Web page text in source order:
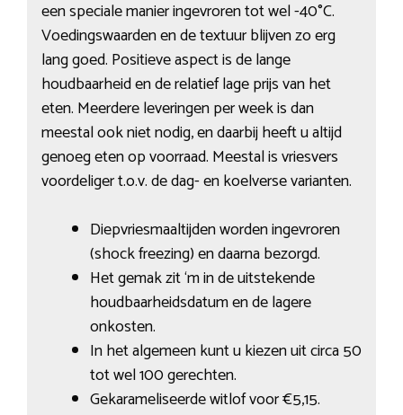
een speciale manier ingevroren tot wel -40°C.
Voedingswaarden en de textuur blijven zo erg
lang goed. Positieve aspect is de lange
houdbaarheid en de relatief lage prijs van het
eten. Meerdere leveringen per week is dan
meestal ook niet nodig, en daarbij heeft u altijd
genoeg eten op voorraad. Meestal is vriesvers
voordeliger t.o.v. de dag- en koelverse varianten.
Diepvriesmaaltijden worden ingevroren
(shock freezing) en daarna bezorgd.
Het gemak zit ‘m in de uitstekende
houdbaarheidsdatum en de lagere
onkosten.
In het algemeen kunt u kiezen uit circa 50
tot wel 100 gerechten.
Gekarameliseerde witlof voor €5,15.